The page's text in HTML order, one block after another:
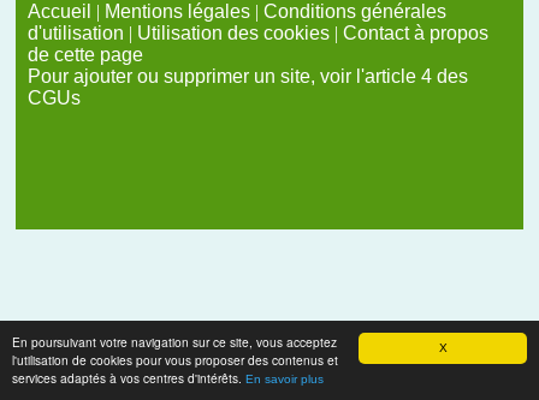
X
En poursuivant votre navigation sur ce site, vous acceptez
l'utilisation de cookies pour vous proposer des contenus et
services adaptés à vos centres d'intérêts. En savoir plus
Accueil | Mentions légales | Conditions générales
d'utilisation | Utilisation des cookies | Contact à propos
de cette page
Pour ajouter ou supprimer un site, voir l'article 4 des
CGUs